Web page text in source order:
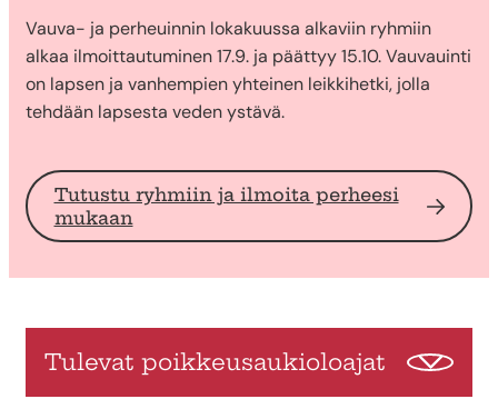
Vauva- ja perheuinnin lokakuussa alkaviin ryhmiin
alkaa ilmoittautuminen 17.9. ja päättyy 15.10. Vauvauinti
on lapsen ja vanhempien yhteinen leikkihetki, jolla
tehdään lapsesta veden ystävä.
Tutustu ryhmiin ja ilmoita perheesi
mukaan
Tulevat poikkeusaukioloajat